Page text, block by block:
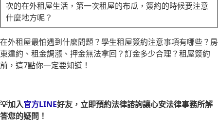
次的在外租屋生活，第一次租屋的布瓜，簽約的時候要注意
什麼地方呢？
在外租屋最怕遇到什麼問題？學生租屋簽約注意事項有哪些？房
東違約、租金調漲、押金無法拿回？訂金多少合理？租屋簽約
前，這7點你一定要知道！
💡加入官方LINE好友，立即預約法律諮詢讓心安法律事務所解
答您的疑問！